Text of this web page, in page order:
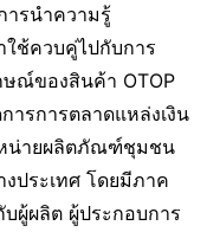
รนำความรู้
ใช้ควบคู่ไปกับการ
ณ์ของสินค้า OTOP
รการตลาดแหล่งเงิน
หน่ายผลิตภัณฑ์ชุมชน
ประเทศ โดยมีภาค
ผู้ผลิต ผู้ประกอบการ